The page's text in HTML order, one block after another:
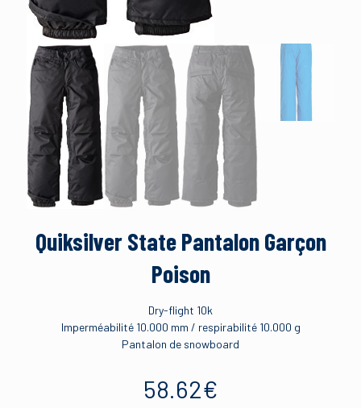
Quiksilver State Pantalon Garçon
Poison
Dry-flight 10k
Imperméabilité 10.000 mm / respirabilité 10.000 g
Pantalon de snowboard
58.62€